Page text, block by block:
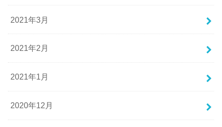
2021年3月
2021年2月
2021年1月
2020年12月